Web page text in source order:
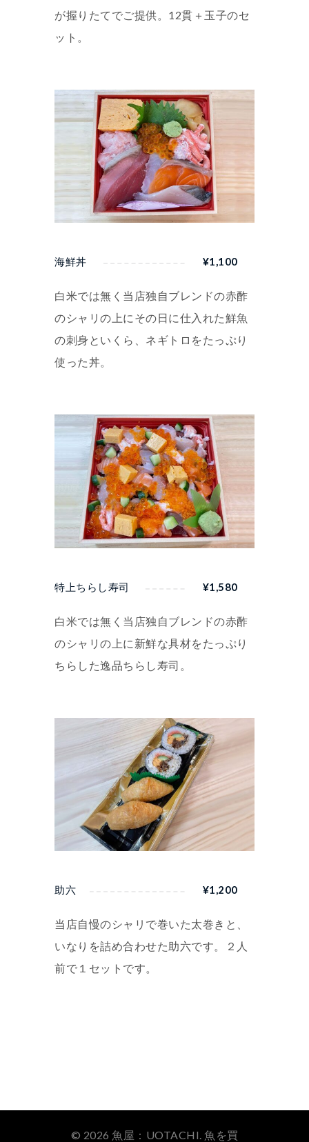
が握りたてでご提供。12貫＋玉子のセ
ット。
海鮮丼 ¥1,100
白米では無く当店独自ブレンドの赤酢
のシャリの上にその日に仕入れた鮮魚
の刺身といくら、ネギトロをたっぷり
使った丼。
特上ちらし寿司 ¥1,580
白米では無く当店独自ブレンドの赤酢
のシャリの上に新鮮な具材をたっぷり
ちらした逸品ちらし寿司。
助六 ¥1,200
当店自慢のシャリで巻いた太巻きと、
いなりを詰め合わせた助六です。２人
前で１セットです。
© 2026 魚屋：UOTACHI. 魚を買